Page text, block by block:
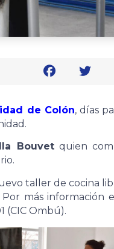
de Colón, días
Bouvetquien
taller de cocina
Por más información
(CIC Ombú).